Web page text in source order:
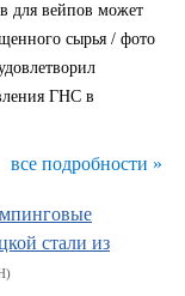
для вейпов может
сырья / фото
ГНС в
все подробности »
стали из